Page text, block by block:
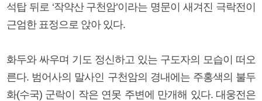
석탑 뒤로 ‘작약산 구천암’이라는 명문이 새겨진 극락전이
근엄한 표정으로 앉아 있다.
화두와 싸우며 기도 정신하고 있는 구도자의 모습이 떠오
른다. 범어사의 말사인 구천암의 경내에는 주홍색의 불두
화(수국) 군락이 작은 연못 주변에 만개해 있다. 대웅전은